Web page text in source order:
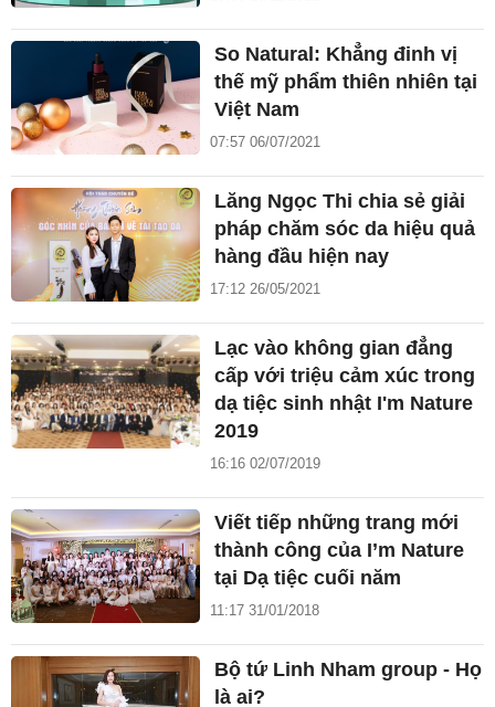
So Natural: Khẳng đinh vị
thế mỹ phẩm thiên nhiên tại
Việt Nam
07:57 06/07/2021
Lăng Ngọc Thi chia sẻ giải
pháp chăm sóc da hiệu quả
hàng đầu hiện nay
17:12 26/05/2021
Lạc vào không gian đẳng
cấp với triệu cảm xúc trong
dạ tiệc sinh nhật I'm Nature
2019
16:16 02/07/2019
Viết tiếp những trang mới
thành công của I’m Nature
tại Dạ tiệc cuối năm
11:17 31/01/2018
Bộ tứ Linh Nham group - Họ
là ai?